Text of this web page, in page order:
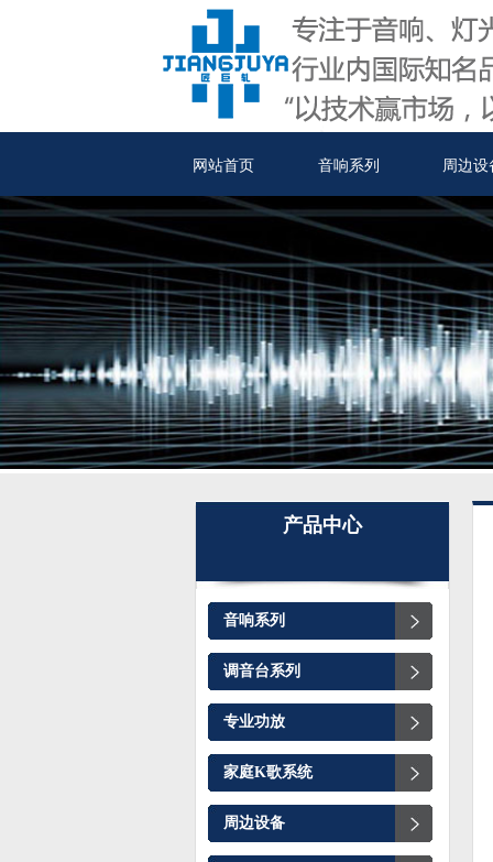
网站首页 音响系列 周边设
产品中心
音响系列
调音台系列
专业功放
家庭K歌系统
周边设备